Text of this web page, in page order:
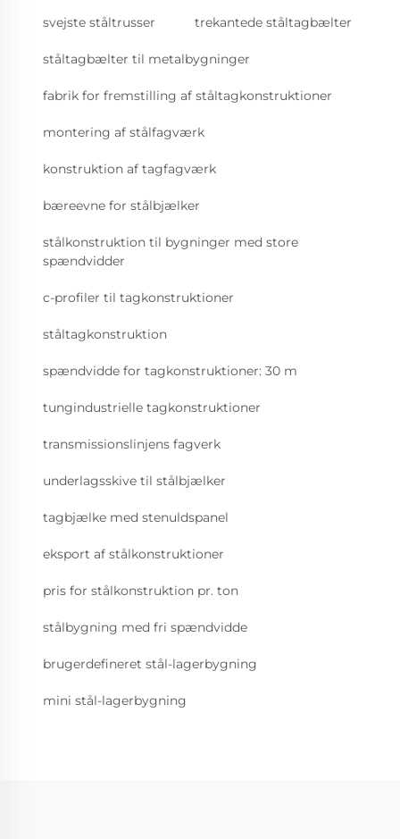
svejste ståltrusser trekantede ståltagbælter
ståltagbælter til metalbygninger
fabrik for fremstilling af ståltagkonstruktioner
montering af stålfagværk
konstruktion af tagfagværk
bæreevne for stålbjælker
stålkonstruktion til bygninger med store
spændvidder
c-profiler til tagkonstruktioner
ståltagkonstruktion
spændvidde for tagkonstruktioner: 30 m
tungindustrielle tagkonstruktioner
transmissionslinjens fagverk
underlagsskive til stålbjælker
tagbjælke med stenuldspanel
eksport af stålkonstruktioner
pris for stålkonstruktion pr. ton
stålbygning med fri spændvidde
brugerdefineret stål-lagerbygning
mini stål-lagerbygning